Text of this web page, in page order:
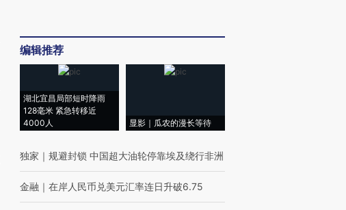
编辑推荐
湖北宜昌局部短时降雨
128毫米 紧急转移近
4000人
显影｜瓜农的漫长等待
独家 ｜ 规避封锁 中国超大油轮停靠埃及绕行非洲
金融 ｜ 在岸人民币兑美元汇率连日升破6.75